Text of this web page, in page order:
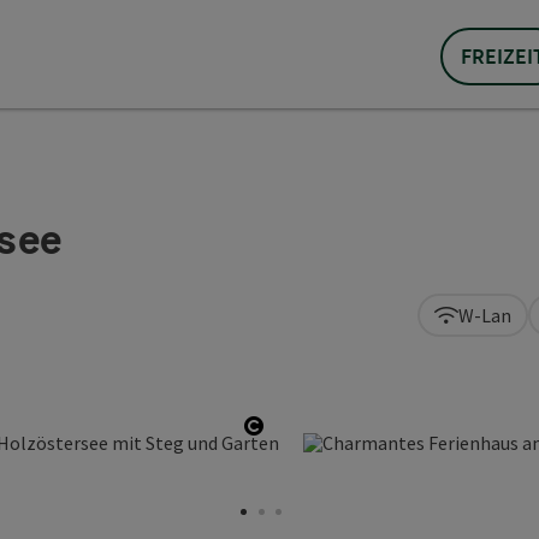
Copyright öffnen
W-Lan